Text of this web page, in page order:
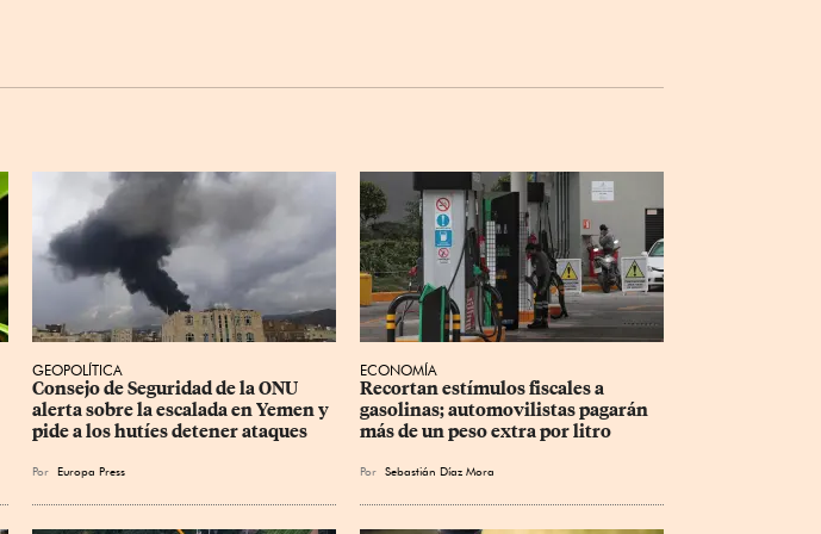
GEOPOLÍTICA
Consejo de Seguridad de la ONU
alerta sobre la escalada en Yemen y
pide a los hutíes detener ataques
Por Europa Press
ECONOMÍA
Recortan estímulos fiscales a
gasolinas; automovilistas pagarán
más de un peso extra por litro
Por Sebastián Díaz Mora